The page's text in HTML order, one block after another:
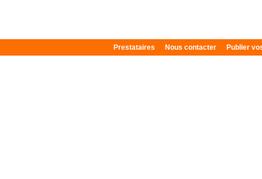
Prestataires Nous contacter Publier